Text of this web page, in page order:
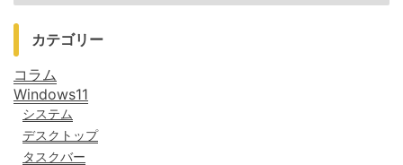
カテゴリー
コラム
Windows11
システム
デスクトップ
タスクバー